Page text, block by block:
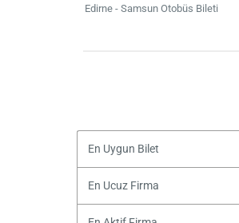
Edirne - Samsun Otobüs Bileti
En Uygun Bilet
En Ucuz Firma